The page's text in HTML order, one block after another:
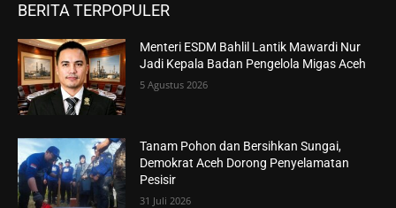
BERITA TERPOPULER
Menteri ESDM Bahlil Lantik Mawardi Nur
Jadi Kepala Badan Pengelola Migas Aceh
5 Agustus 2026
Tanam Pohon dan Bersihkan Sungai,
Demokrat Aceh Dorong Penyelamatan
Pesisir
31 Juli 2026